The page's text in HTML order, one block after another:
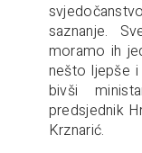
saznanje.
moramo ih
nešto ljepše
bivši
predsjednik
Krznarić.